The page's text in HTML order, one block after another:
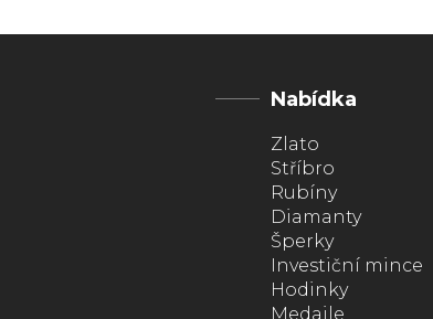
Nabídka
Zlato
Stříbro
Rubíny
Diamanty
Šperky
Investiční mince
Hodinky
Medaile